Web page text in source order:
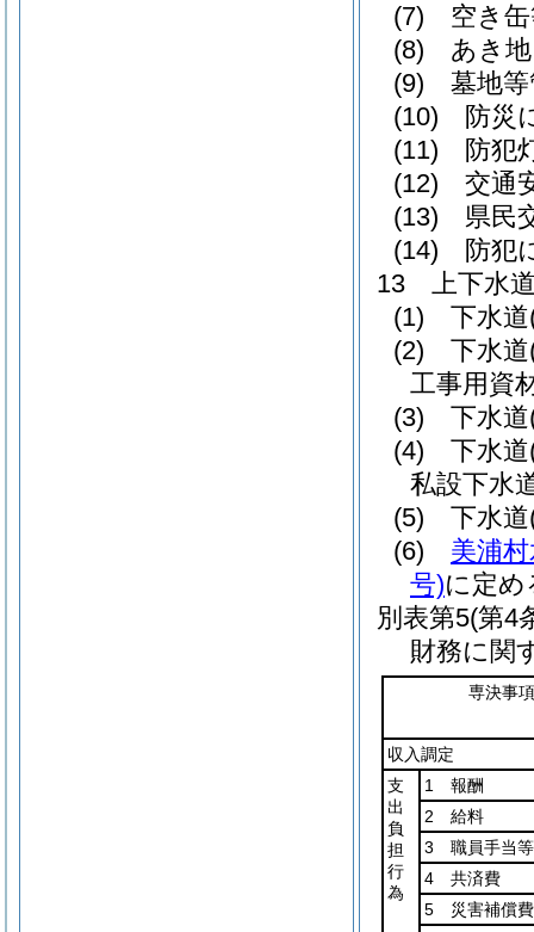
(7) 空き缶
(8) あき地
(9) 墓地等
(10) 防災
(11) 防犯
(12) 交通
(13) 県民
(14) 防犯
13 上下水
(1) 下水道(
(2) 下水道(
工事用資
(3) 下水道(
(4) 下水道(
私設下水
(5) 下水道(
(6) 美浦
号)に定
別表第5(第4
財務に関
専決事項
収入調定
支
出
負
担
行
為
1 報酬
2 給料
3 職員手当等
4 共済費
5 災害補償費